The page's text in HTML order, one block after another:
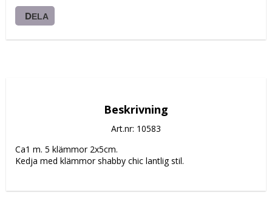
DELA
Beskrivning
Art.nr: 10583
Ca1 m. 5 klämmor 2x5cm.
Kedja med klämmor shabby chic lantlig stil.